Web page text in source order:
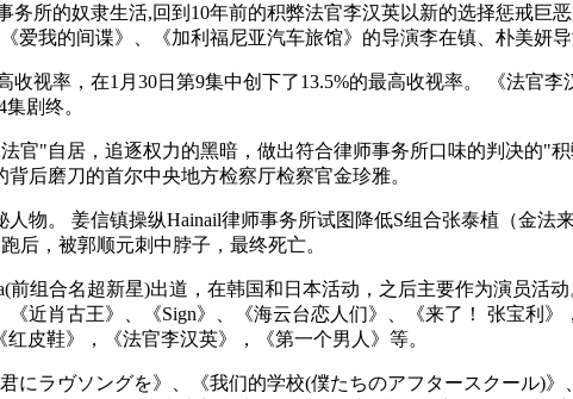
所的奴隶生活,回到10年前的积弊法官李汉英以新的选择惩戒巨
爱我的间谍》、《加利福尼亚汽车旅馆》的导演李在镇、朴美妍导
视率，在1月30日第9集中创下了13.5%的最高收视率。 《法官
剧终。
官"自居，追逐权力的黑暗，做出符合律师事务所口味的判决的"
后磨刀的首尔中央地方检察厅检察官金珍雅。
物。 姜信镇操纵Hainail律师事务所试图降低S组合张泰植（金法
后，被郭顺元刺中脖子，最终死亡。
前组合名超新星)出道，在韩国和日本活动，之后主要作为演员活
近肖古王》、《Sign》、《海云台恋人们》、《来了！ 张宝利
皮鞋》，《法官李汉英》，《第一个男人》等。
にラヴソングを》、《我们的学校(僕たちのアフタースクール)